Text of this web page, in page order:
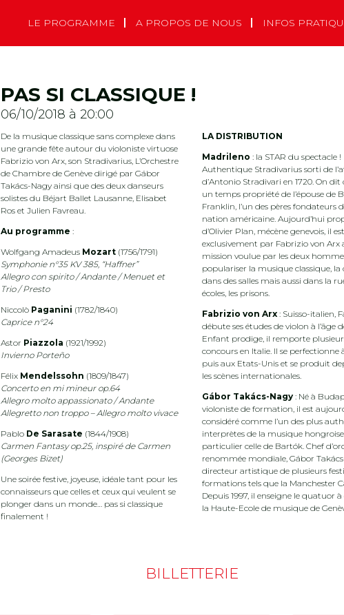
LE PROGRAMME A PROPOS DE NOUS INFOS
PAS SI CLASSIQUE !
06/10/2018 à 20:00
De la musique classique sans complexe dans
une grande fête autour du violoniste virtuose
Fabrizio von Arx, son Stradivarius, L’Orchestre
de Chambre de Genève dirigé par Gábor
Takács-Nagy ainsi que des deux danseurs
solistes du Béjart Ballet Lausanne, Elisabet
Ros et Julien Favreau.
Au programme :
Wolfgang Amadeus Mozart(1756/1791)
Symphonie n°35 KV 385, “Haffner”
Allegro con spirito / Andante / Menuet et
Trio / Presto
Niccolò Paganini (1782/1840)
Caprice n°24
Astor Piazzola (1921/1992)
Invierno Porteño
Félix Mendelssohn (1809/1847)
Concerto en mi mineur op.64
Allegro molto appassionato / Andante
Allegretto non troppo – Allegro molto vivace
Pablo De Sarasate (1844/1908)
Carmen Fantasy op.25, inspiré de Carmen
(Georges Bizet)
Une soirée festive, joyeuse, idéale tant pour les
connaisseurs que celles et ceux qui veulent se
plonger dans un monde… pas si classique
finalement !
LA DISTRIBUTION
Madrileno : la STAR du spectacle !
Authentique Stradivarius sorti de
d’Antonio Stradivari en 1720. On dit
un temps propriété de l’épouse de
Franklin, l’un des pères fondateurs
nation américaine. Aujourd’hui
d’Olivier Plan, mécène genevois, il
exclusivement par Fabrizio von Arx
mission voulue par les deux
populariser la musique classique, la
dans des salles mais aussi dans la
écoles, les prisons.
Fabrizio von Arx: Suisso-italien,
débute ses études de violon à l’âge
Enfant prodige, il remporte
concours en Italie. Il se perfectionne
puis aux Etats-Unis et se produit
les scènes internationales.
Gábor Takács-Nagy: Né à
violoniste de formation, il est
considéré comme l’un des plus
interprètes de la musique
particulier celle de Bartók. Chef
renommée mondiale, Gábor
directeur artistique de plusieurs
formations tels que la Manchester
Depuis 1997, il enseigne le quatuor à
la Haute-Ecole de musique de
BILLETTERIE